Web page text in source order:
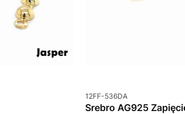
Kod produktu
12FF-536DA
Srebro AG925